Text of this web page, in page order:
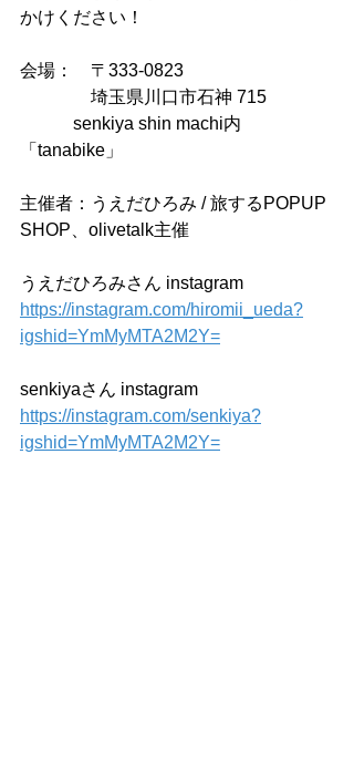
かけください！
会場：　〒333-0823
埼玉県川口市石神 715
「tanabike」
主催者：うえだひろみ / 旅するPOPUP
SHOP、olivetalk主催
うえだひろみさん instagram
https://instagram.com/hiromii_ueda?
igshid=YmMyMTA2M2Y=
senkiyaさん instagram
https://instagram.com/senkiya?
igshid=YmMyMTA2M2Y=